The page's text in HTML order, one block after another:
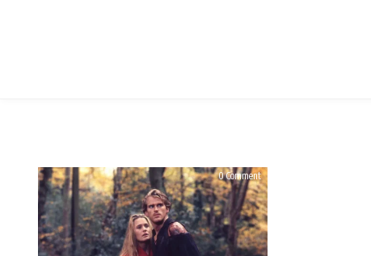
0 Commenton
รีวิว
The
Princess
Bride
(1987)